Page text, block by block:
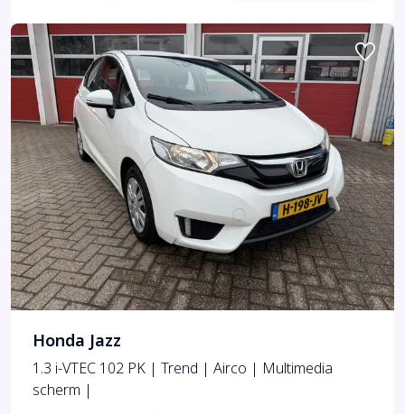
Honda Jazz
1.3 i-VTEC 102 PK | Trend | Airco | Multimedia
scherm |